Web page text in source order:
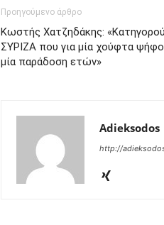
Προηγούμενο άρθρο
Κωστής Χατζηδάκης:
ΣΥΡΙΖΑ που για μία χούφτα
μία παράδοση ετών»
Adieksodos
http://